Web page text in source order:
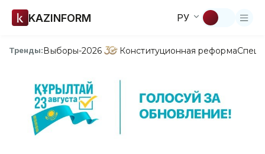
KAZINFORM РУ
Тренды:Выборы-2026 Конституционная реформа